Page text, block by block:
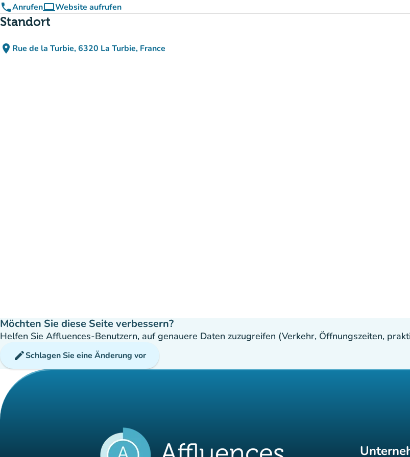
phoneAnrufencomputerWebsite aufrufen
(new tab)
Standort
place Rue de la Turbie, 6320 La Turbie, France
(in Google Maps öffnen)
(new tab)
Möchten Sie diese Seite verbessern?
Helfen Sie Affluences-Benutzern, auf genauere Daten zuzugreifen (Verkehr, Öffnungszeiten,
editSchlagen Sie eine Änderung vor